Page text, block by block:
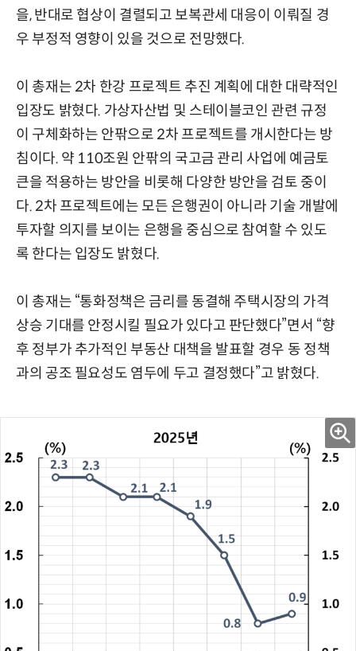
을, 반대로 협상이 결렬되고 보복관세 대응이 이뤄질 경
우 부정적 영향이 있을 것으로 전망했다.
이 총재는 2차 한강 프로젝트 추진 계획에 대한 대략적인
입장도 밝혔다. 가상자산법 및 스테이블코인 관련 규정
이 구체화하는 안팎으로 2차 프로젝트를 개시한다는 방
침이다. 약 110조원 안팎의 국고금 관리 사업에 예금토
큰을 적용하는 방안을 비롯해 다양한 방안을 검토 중이
다. 2차 프로젝트에는 모든 은행권이 아니라 기술 개발에
투자할 의지를 보이는 은행을 중심으로 참여할 수 있도
록 한다는 입장도 밝혔다.
이 총재는 “통화정책은 금리를 동결해 주택시장의 가격
상승 기대를 안정시킬 필요가 있다고 판단했다”면서 “향
후 정부가 추가적인 부동산 대책을 발표할 경우 동 정책
과의 공조 필요성도 염두에 두고 결정했다”고 밝혔다.